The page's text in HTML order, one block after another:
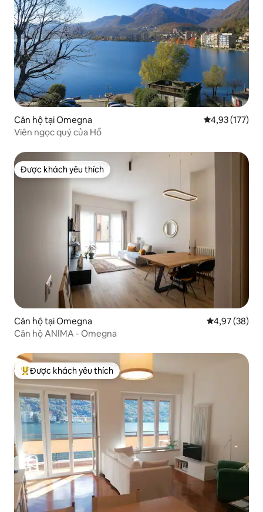
Căn hộ tại Omegna Xếp hạng
4,93 (177)
Viên ngọc quý của Hồ
Được khách yêu thích
Được khách yêu thích
Căn hộ tại Omegna Xếp hạng
4,97 (38)
Căn hộ ANIMA - Omegna
Được khách yêu thích nhất
Được khách yêu thích